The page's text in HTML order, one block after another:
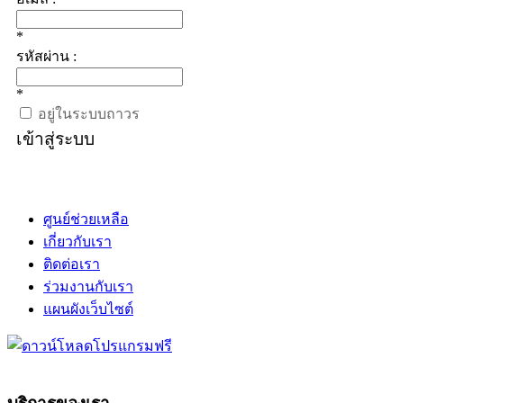
*
รหัสผ่าน :
*
อยู่ในระบบถาวร
เข้าสู่ระบบ
ศูนย์ช่วยเหลือ
เกี่ยวกับเรา
ติดต่อเรา
ร่วมงานกับเรา
แผนผังเว็บไซต์